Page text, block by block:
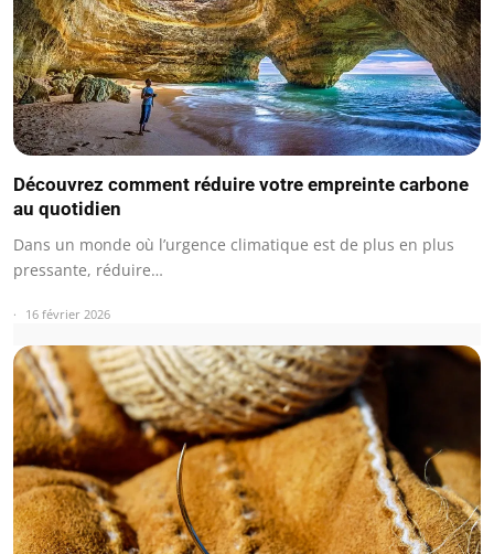
Découvrez comment réduire votre empreinte carbone
au quotidien
Dans un monde où l’urgence climatique est de plus en plus
pressante, réduire…
16 février 2026